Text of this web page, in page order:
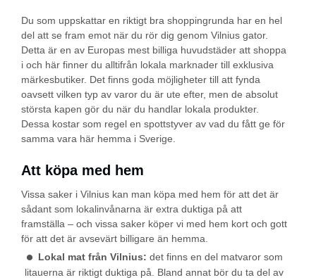
Du som uppskattar en riktigt bra shoppingrunda har en hel
del att se fram emot när du rör dig genom Vilnius gator.
Detta är en av Europas mest billiga huvudstäder att shoppa
i och här finner du alltifrån lokala marknader till exklusiva
märkesbutiker. Det finns goda möjligheter till att fynda
oavsett vilken typ av varor du är ute efter, men de absolut
största kapen gör du när du handlar lokala produkter.
Dessa kostar som regel en spottstyver av vad du fått ge för
samma vara här hemma i Sverige.
Att köpa med hem
Vissa saker i Vilnius kan man köpa med hem för att det är
sådant som lokalinvånarna är extra duktiga på att
framställa – och vissa saker köper vi med hem kort och gott
för att det är avsevärt billigare än hemma.
Lokal mat från Vilnius: det finns en del matvaror som
litauerna är riktigt duktiga på. Bland annat bör du ta del av